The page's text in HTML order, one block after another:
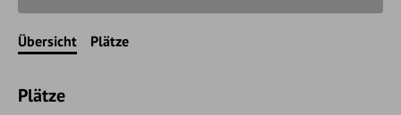
Übersicht Plätze
Plätze